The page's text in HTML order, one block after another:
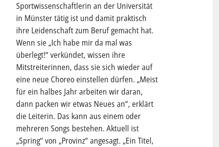
Sportwissenschaftlerin an der Universität
in Münster tätig ist und damit praktisch
ihre Leidenschaft zum Beruf gemacht hat.
Wenn sie „Ich habe mir da mal was
überlegt!“ verkündet, wissen ihre
Mitstreiterinnen, dass sie sich wieder auf
eine neue Choreo einstellen dürfen. „Meist
für ein halbes Jahr arbeiten wir daran,
dann packen wir etwas Neues an“, erklärt
die Leiterin. Das kann aus einem oder
mehreren Songs bestehen. Aktuell ist
„Spring“ von „Provinz“ angesagt. „Ein Titel,